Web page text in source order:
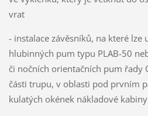
vrat
- instalace závěsníků, na které lze
hlubinných pum typu PLAB-50
či nočních orientačních pum řady
části trupu, v oblasti pod prvním
kulatých okének nákladové kabiny